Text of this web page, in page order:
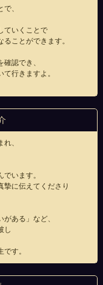
、
ていくことで
ことができます。
認でき、
行きますよ。
、
います。
摯に伝えてくださり
ある」など、
し
す。